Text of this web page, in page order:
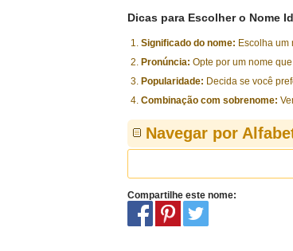
Dicas para Escolher o Nome
Significado do nome: Escolha um
Pronúncia: Opte por um nome
Popularidade: Decida se você
Combinação com sobrenome:
Navegar por
Compartilhe este nome: